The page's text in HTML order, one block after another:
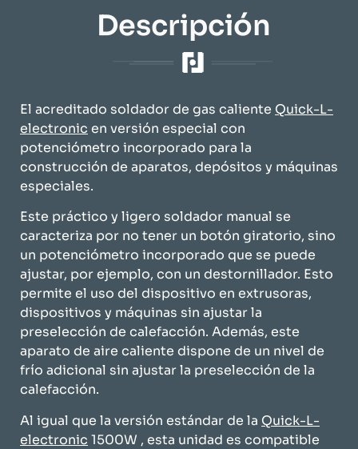
Descripción
El acreditado soldador de gas caliente ​​ Quick-L-
electronic​​ en versión especial con
potenciómetro incorporado para la
construcción de aparatos, depósitos y máquinas
especiales.
Este práctico y ligero soldador manual se
caracteriza por no tener un botón giratorio, sino
un potenciómetro incorporado que se puede
ajustar, por ejemplo, con un destornillador. Esto
permite el uso del dispositivo en extrusoras,
dispositivos y máquinas sin ajustar la
preselección de calefacción. Además, este
aparato de aire caliente dispone de un nivel de
frío adicional sin ajustar la preselección de la
calefacción.
Al igual que la versión estándar de la Quick-L-
electronic ​1500W​ , esta unidad es compatible